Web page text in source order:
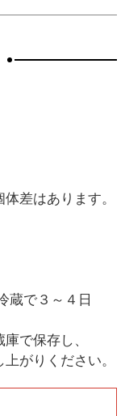
差はあります。
蔵で３～４日
で保存し、
がりください。